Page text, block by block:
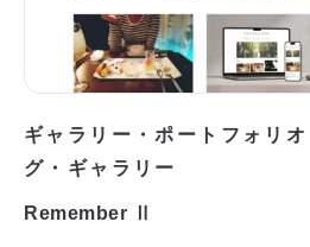
ギャラリー・ポートフォリオ
グ・ギャラリー
Remember Ⅱ